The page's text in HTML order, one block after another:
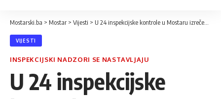
Mostarski.ba > Mostar > Vijesti > U 24 inspekcijske kontrole u Mostaru izrečene kazne od skoro 65.000 KM
VIJESTI
INSPEKCIJSKI NADZORI SE NASTAVLJAJU
U 24 inspekcijske